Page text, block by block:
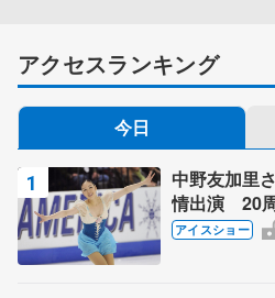
アクセスランキング
今日
中野友加里
情出演 20
ス」 宮本賢
アイスショー